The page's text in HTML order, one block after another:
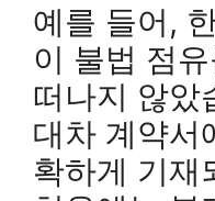
예를 들어,
이 불법 점
떠나지 않았
대차 계약서
확하게 기재